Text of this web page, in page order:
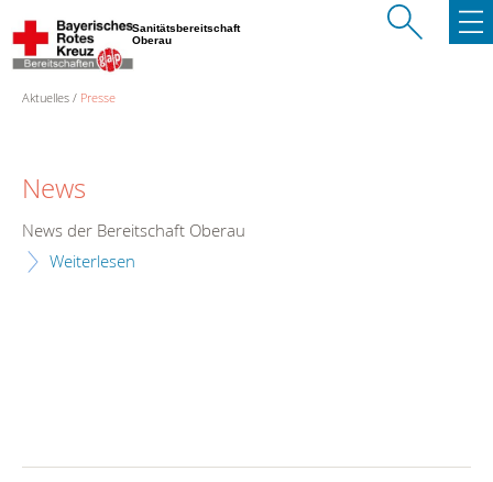
Sanitätsbereitschaft
Oberau
Aktuelles Presse
News
News der Bereitschaft Oberau
Weiterlesen